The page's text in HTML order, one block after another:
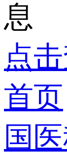
息
点
首页
国